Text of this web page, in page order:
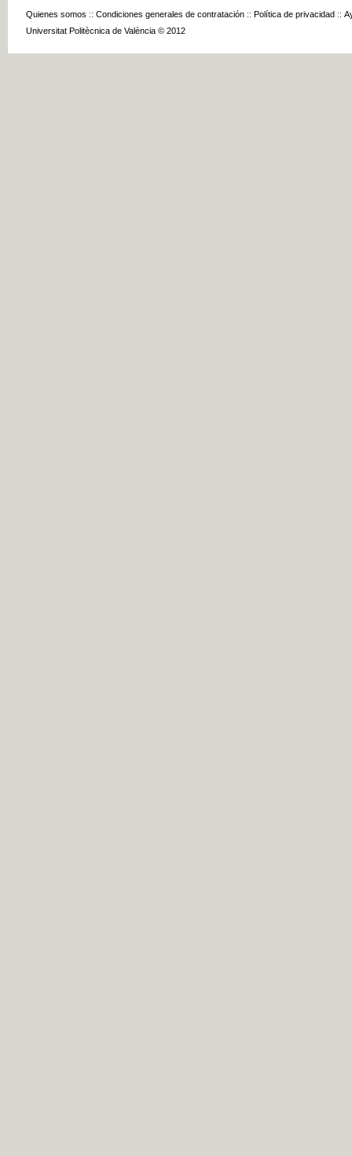
Quienes somos :: Condiciones generales de contratación :: Política de privacidad ::
Universitat Politècnica de València © 2012